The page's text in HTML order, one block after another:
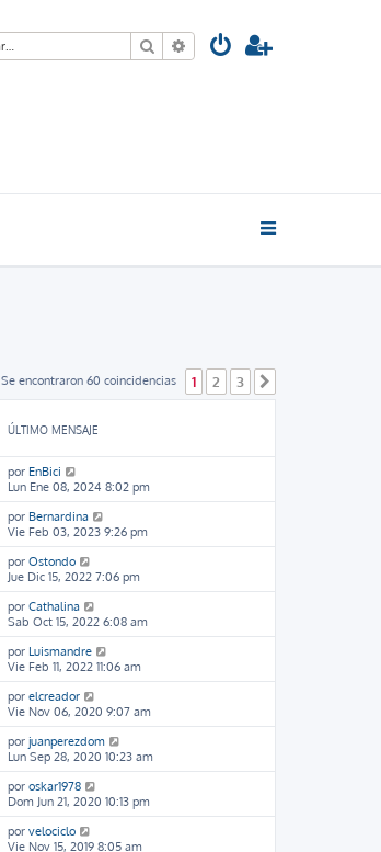
Buscar Búsqueda avanzada
Se encontraron 60 coincidencias 1 2 3
ÚLTIMO MENSAJE
por EnBici
Lun Ene 08, 2024 8:02 pm
por Bernardina
Vie Feb 03, 2023 9:26 pm
por Ostondo
Jue Dic 15, 2022 7:06 pm
por Cathalina
Sab Oct 15, 2022 6:08 am
por Luismandre
Vie Feb 11, 2022 11:06 am
por elcreador
Vie Nov 06, 2020 9:07 am
por juanperezdom
Lun Sep 28, 2020 10:23 am
por oskar1978
Dom Jun 21, 2020 10:13 pm
por velociclo
Vie Nov 15, 2019 8:05 am